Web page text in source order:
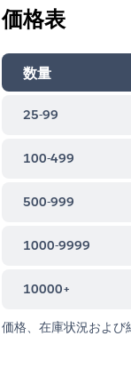
価格表
数量
25-99
100-499
500-999
1000-9999
10000+
価格、在庫状況および